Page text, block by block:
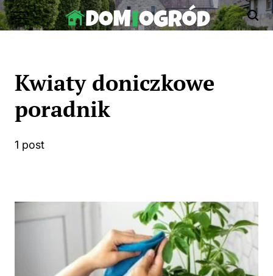
Skip
to
Kwiaty doniczkowe
poradnik
1 post